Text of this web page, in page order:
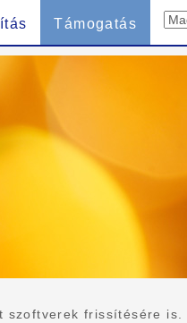
Támogatás
szoftverek frissítésére is.